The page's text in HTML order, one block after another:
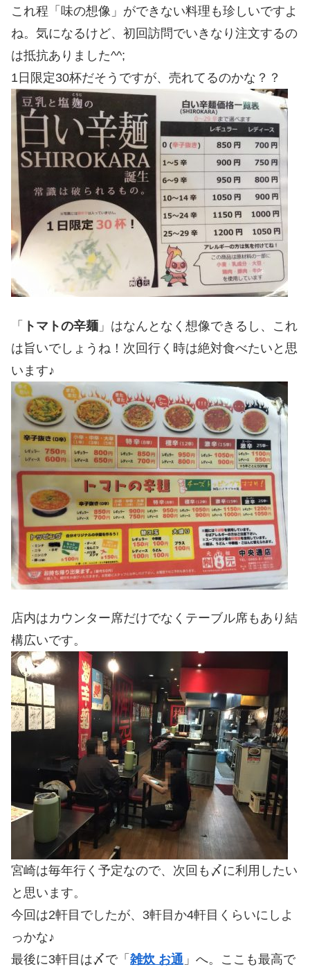
これ程「味の想像」ができない料理も珍しいですよ
ね。気になるけど、初回訪問でいきなり注文するの
は抵抗ありました^^;
1日限定30杯だそうですが、売れてるのかな？？
「 トマトの辛麺 」はなんとなく想像できるし、これ
は旨いでしょうね！次回行く時は絶対食べたいと思
います♪
店内はカウンター席だけでなくテーブル席もあり結
構広いです。
宮崎は毎年行く予定なので、次回も〆に利用したい
と思います。
今回は2軒目でしたが、3軒目か4軒目くらいにしよ
っかな♪
最後に3軒目は〆で「 雑炊 お通 」へ。ここも最高で